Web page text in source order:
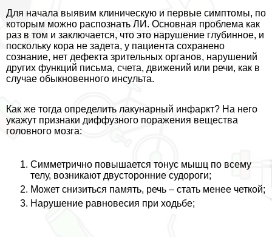
Для начала выявим клиническую и первые симптомы, по
которым можно распознать ЛИ. Основная проблема как
раз в том и заключается, что это нарушение глубинное, и
поскольку кора не задета, у пациента сохранено
сознание, нет дефекта зрительных органов, нарушений
других функций письма, счета, движений или речи, как в
случае обыкновенного инсульта.
Как же тогда определить лакунарный инфаркт? На него
укажут признаки диффузного поражения вещества
головного мозга:
Симметрично повышается тонус мышц по всему
телу, возникают двусторонние судороги;
Может снизиться память, речь – стать менее четкой;
Нарушение равновесия при ходьбе;